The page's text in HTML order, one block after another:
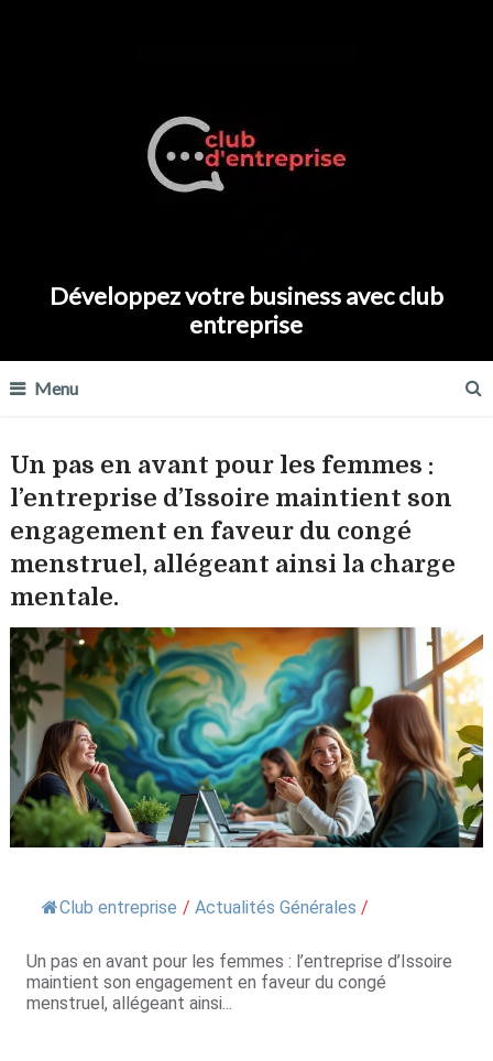
Développez votre business avec club
entreprise
Menu
Un pas en avant pour les femmes :
l’entreprise d’Issoire maintient son
engagement en faveur du congé
menstruel, allégeant ainsi la charge
mentale.
Club entreprise / Actualités Générales /
Un pas en avant pour les femmes : l’entreprise d’Issoire
maintient son engagement en faveur du congé
menstruel, allégeant ainsi...